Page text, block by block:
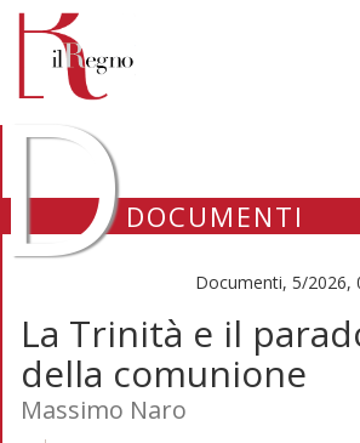
DOCUMENTI
Documenti, 5/2026,
La Trinità e il
della comunione
Massimo Naro